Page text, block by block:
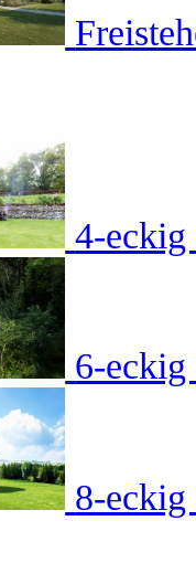
4-eckig
6-eckig
8-eckig